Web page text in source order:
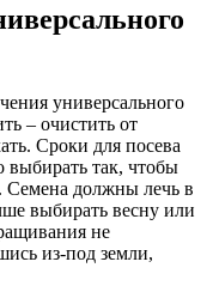
универсального
– очистить от
Сроки для посева
выбирать так, чтобы
Семена должны лечь в
выбирать весну или
не
из-под земли,